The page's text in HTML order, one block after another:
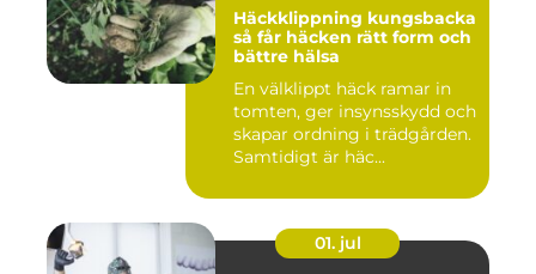
Häckklippning kungsbacka
så får häcken rätt form och
bättre hälsa
En välklippt häck ramar in
tomten, ger insynsskydd och
skapar ordning i trädgården.
Samtidigt är häc...
01. jul